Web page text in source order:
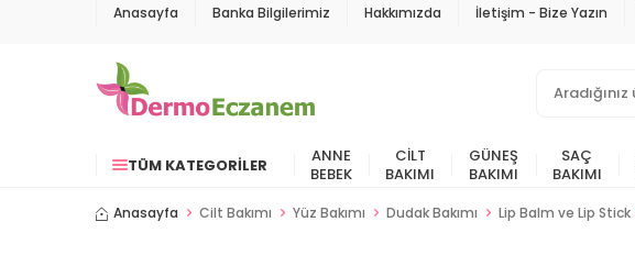
Anasayfa Banka Bilgilerimiz Hakkımızda İletişim - Bize Yazın
TÜM KATEGORILER
ANNE
BEBEK
CILT
BAKIMI
GÜNEŞ
BAKIMI
SAÇ
BAKIMI
Anasayfa Cilt Bakımı Yüz Bakımı Dudak Bakımı Lip Balm ve Lip Stick